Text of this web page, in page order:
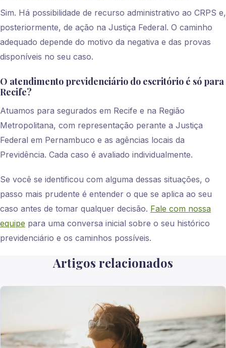
Sim. Há possibilidade de recurso administrativo ao CRPS e,
posteriormente, de ação na Justiça Federal. O caminho
adequado depende do motivo da negativa e das provas
disponíveis no seu caso.
O atendimento previdenciário do escritório é só para
Recife?
Atuamos para segurados em Recife e na Região
Metropolitana, com representação perante a Justiça
Federal em Pernambuco e as agências locais da
Previdência. Cada caso é avaliado individualmente.
Se você se identificou com alguma dessas situações, o
passo mais prudente é entender o que se aplica ao seu
caso antes de tomar qualquer decisão. Fale com nossa
equipe para uma conversa inicial sobre o seu histórico
previdenciário e os caminhos possíveis.
Artigos relacionados